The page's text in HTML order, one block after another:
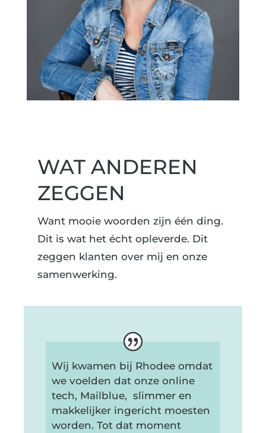
WAT ANDEREN
ZEGGEN
Want mooie woorden zijn één ding.
Dit is wat het écht opleverde. Dit
zeggen klanten over mij en onze
samenwerking.
Wij kwamen bij Rhodee omdat
we voelden dat onze online
tech, Mailblue, slimmer en
makkelijker ingericht moesten
worden. Tot dat moment